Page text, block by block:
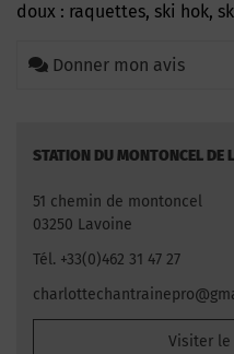
doux : raquettes, ski hok,
Donner mon avis
STATION DU MONTONCEL DE
51 chemin de montoncel
03250 Lavoine
Tél. +33(0)462 31 47 27
Visiter